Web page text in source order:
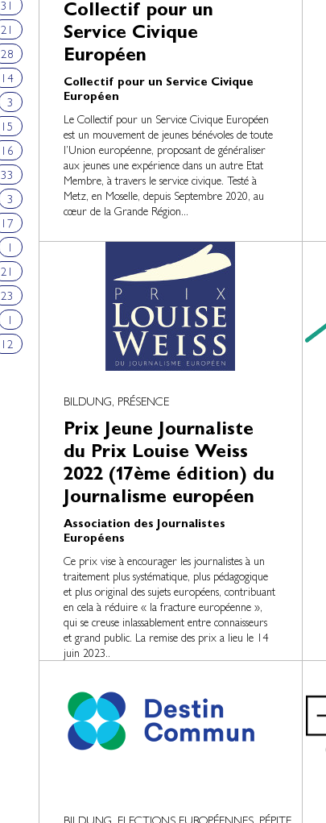
31
21
28
14
3
15
16
33
3
17
1
21
23
1
12
Collectif pour un
Service Civique
Européen
Collectif pour un Service Civique
Européen
Le Collectif pour un Service Civique Européen
est un mouvement de jeunes bénévoles de toute
l’Union européenne, proposant de généraliser
aux jeunes une expérience dans un autre Etat
Membre, à travers le service civique. Testé à
Metz, en Moselle, depuis Septembre 2020, au
cœur de la Grande Région...
BILDUNG, PRÉSENCE
Prix Jeune Journaliste
du Prix Louise Weiss
2022 (17ème édition) du
Journalisme européen
Association des Journalistes
Européens
Ce prix vise à encourager les journalistes à un
traitement plus systématique, plus pédagogique
et plus original des sujets européens, contribuant
en cela à réduire « la fracture européenne »,
qui se creuse inlassablement entre connaisseurs
et grand public. La remise des prix a lieu le 14
juin 2023..